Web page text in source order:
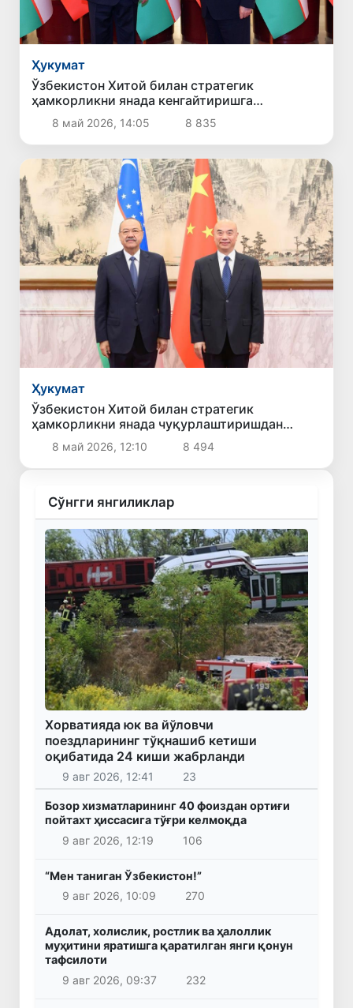
Ҳукумат
Ўзбекистон Хитой билан стратегик
ҳамкорликни янада кенгайтиришга
тайёрлигини билдирди
8 май 2026, 14:05 8 835
Ҳукумат
Ўзбекистон Хитой билан стратегик
ҳамкорликни янада чуқурлаштиришдан
манфаатдорлигини билдирди
8 май 2026, 12:10 8 494
Сўнгги янгиликлар
Хорватияда юк ва йўловчи
поездларининг тўқнашиб кетиши
оқибатида 24 киши жабрланди
9 авг 2026, 12:41 23
Бозор хизматларининг 40 фоиздан ортиғи
пойтахт ҳиссасига тўғри келмоқда
9 авг 2026, 12:19
106
“Мен таниган Ўзбекистон!”
9 авг 2026, 10:09
270
Адолат, холислик, ростлик ва ҳалоллик
муҳитини яратишга қаратилган янги қонун
тафсилоти
9 авг 2026, 09:37
232